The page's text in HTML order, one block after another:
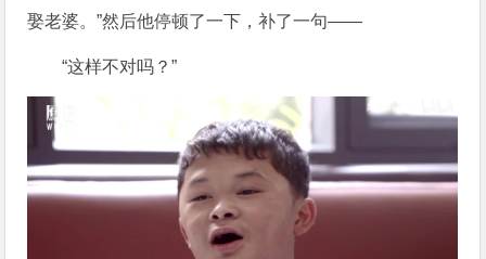
娶老婆。”然后他停顿了一下，补了一句——
“这样不对吗？”